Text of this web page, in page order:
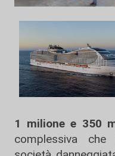
1 milione e 350
complessiva